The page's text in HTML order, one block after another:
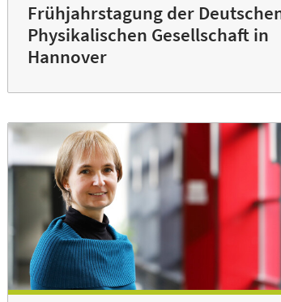
Frühjahrstagung der
Physikalischen Gesellschaft in
Hannover